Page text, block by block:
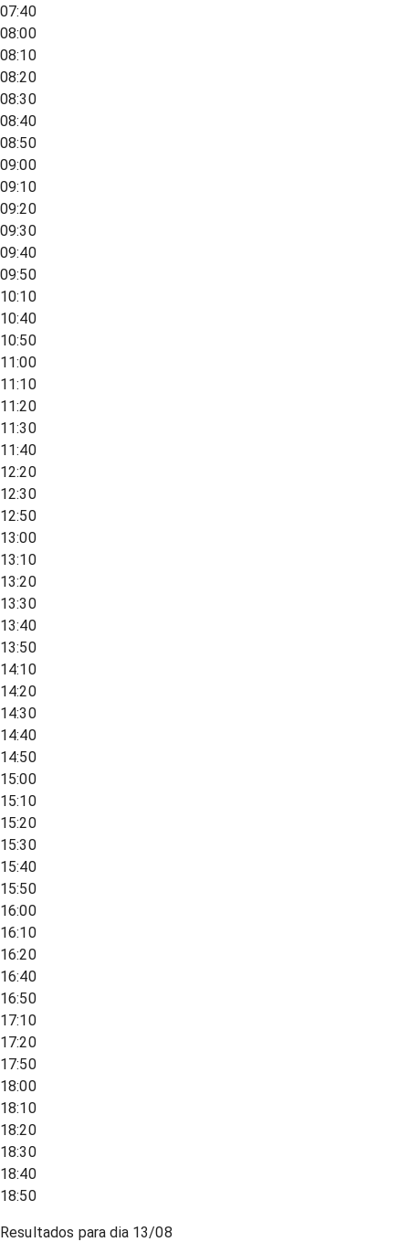
07:40
08:00
08:10
08:20
08:30
08:40
08:50
09:00
09:10
09:20
09:30
09:40
09:50
10:10
10:40
10:50
11:00
11:10
11:20
11:30
11:40
12:20
12:30
12:50
13:00
13:10
13:20
13:30
13:40
13:50
14:10
14:20
14:30
14:40
14:50
15:00
15:10
15:20
15:30
15:40
15:50
16:00
16:10
16:20
16:40
16:50
17:10
17:20
17:50
18:00
18:10
18:20
18:30
18:40
18:50
Resultados para dia 13/08